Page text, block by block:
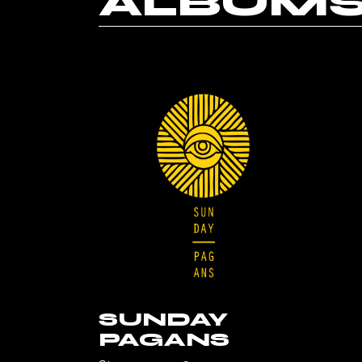
SUNDAY
PAGANS